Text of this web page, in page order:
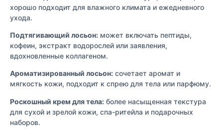
хорошо подходит для влажного климата и ежедневного
ухода.
Подтягивающий лосьон: может включать пептиды,
кофеин, экстракт водорослей или заявления,
вдохновленные коллагеном.
Ароматизированный лосьон: сочетает аромат и
мягкость кожи, подходит к спрею для тела или парфюму.
Роскошный крем для тела: более насыщенная текстура
для сухой и зрелой кожи, спа-ритейла и подарочных
наборов.